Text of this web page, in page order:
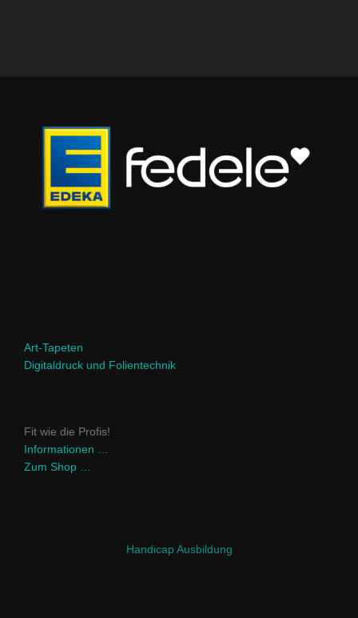
Art-Tapeten
Digitaldruck und Folientechnik
Fit wie die Profis!
Informationen …
Zum Shop …
Handicap Ausbildung